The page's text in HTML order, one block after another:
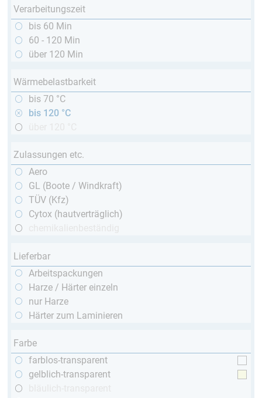
Verarbeitungszeit
bis 60 Min
60 - 120 Min
über 120 Min
Wärmebelastbarkeit
bis 70 °C
bis 120 °C
Zulassungen etc.
Aero
GL (Boote / Windkraft)
TÜV (Kfz)
Cytox (hautverträglich)
Lieferbar
Arbeitspackungen
Harze / Härter einzeln
nur Harze
Härter zum Laminieren
Farbe
farblos-transparent
gelblich-transparent